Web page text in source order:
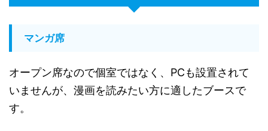
マンガ席
オープン席なので個室ではなく、PCも設置されて
いませんが、漫画を読みたい方に適したブースで
す。